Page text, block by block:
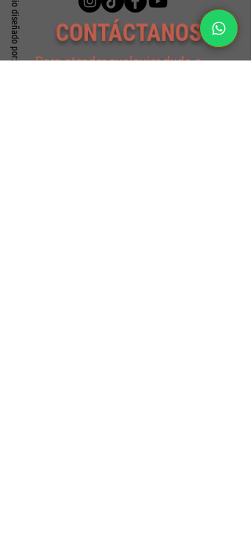
Sitio diseñado por: Alfredo A. Santoyo CONTÁCTANOS
Para atender cualquier duda o